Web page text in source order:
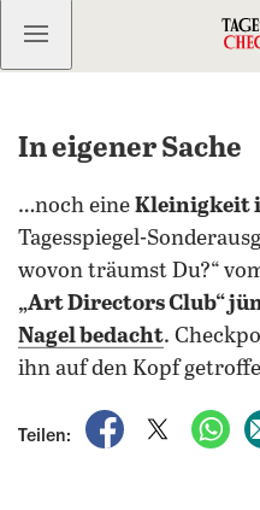
Kostenlos anmelden
In eigener Sache
…noch eine Kleinigkeit
Tagesspiegel-
wovon träumst Du?“
„Art Directors Club“
Nagel bedacht.
ihn auf den Kopf
Teilen:
auf Facebook
auf X